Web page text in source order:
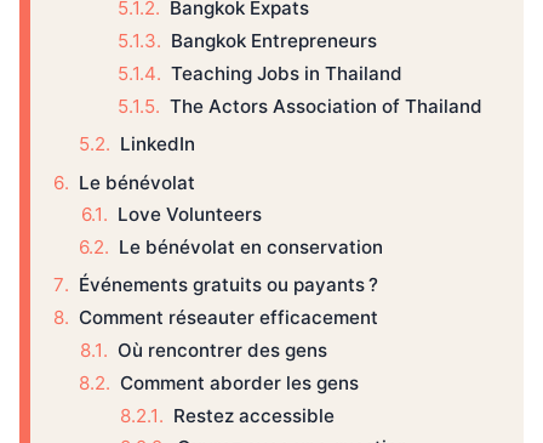
Bangkok Expats
Bangkok Entrepreneurs
Teaching Jobs in Thailand
The Actors Association of Thailand
LinkedIn
Le bénévolat
Love Volunteers
Le bénévolat en conservation
Événements gratuits ou payants ?
Comment réseauter efficacement
Où rencontrer des gens
Comment aborder les gens
Restez accessible